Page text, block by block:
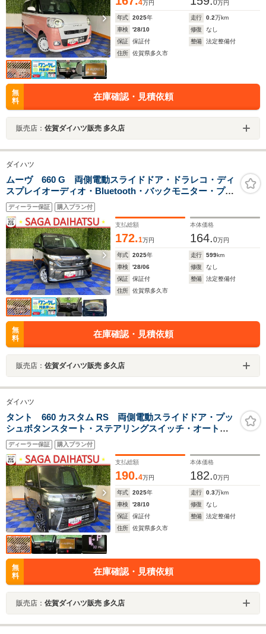
4万円 0万円
年式 2025年 走行 0.2万km
車検
'28/10 修復
なし
保証
保証付 整備
法定整備付
住所
佐賀県多久市
無
料
在庫確認・見積依頼
販売店： 佐賀ダイハツ販売 多久店
ダイハツ
ムーヴ 660 G 両側電動スライドドア・ドラレコ・ディ
スプレイオーディオ・Bluetooth・バックモニター・プッ
シュボタンスタート・ステアリングスイッチ・オートエ
アコン・キーフリー・コーナーセンサー・パワーウィン
ドウ
ディーラー保証 購入プラン付
支払総額
172.1万円
本体価格
164.0万円
年式 2025年 走行 599km
車検
'28/06 修復
なし
保証
保証付 整備
法定整備付
住所
佐賀県多久市
無
料
在庫確認・見積依頼
販売店： 佐賀ダイハツ販売 多久店
ダイハツ
タント 660 カスタム RS 両側電動スライドドア・プッ
シュボタンスタート・ステアリングスイッチ・オートエ
アコン・キーフリー・コーナーセンサー・ベンチシー
ト・シートヒーター・パワーウィンドウ
ディーラー保証 購入プラン付
支払総額
190.4万円
本体価格
182.0万円
年式 2025年 走行 0.3万km
車検
'28/10 修復
なし
保証
保証付 整備
法定整備付
住所
佐賀県多久市
無
料
在庫確認・見積依頼
販売店： 佐賀ダイハツ販売 多久店